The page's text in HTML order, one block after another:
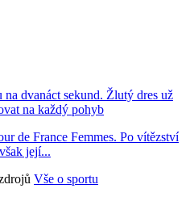
dvanáct sekund. Žlutý dres už
na každý pohyb
de France Femmes. Po vítězství
její...
Vše o sportu